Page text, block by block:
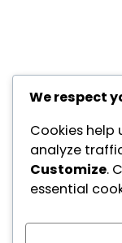
We respect
Cookies help
analyze
Customize.
essential